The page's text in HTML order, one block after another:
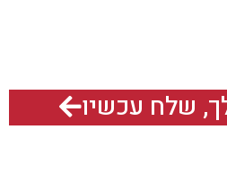
שלח עכשיו